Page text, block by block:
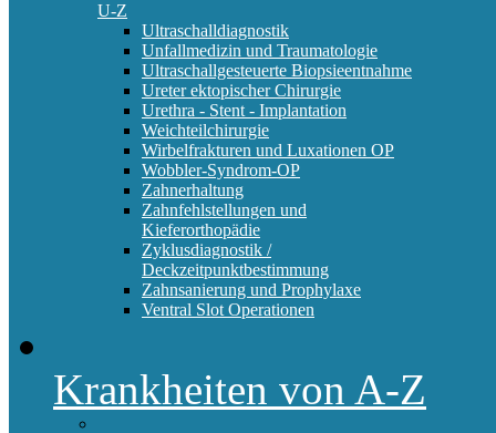
U-Z
Ultraschalldiagnostik
Unfallmedizin und Traumatologie
Ultraschallgesteuerte Biopsieentnahme
Ureter ektopischer Chirurgie
Urethra - Stent - Implantation
Weichteilchirurgie
Wirbelfrakturen und Luxationen OP
Wobbler-Syndrom-OP
Zahnerhaltung
Zahnfehlstellungen und
Kieferorthopädie
Zyklusdiagnostik /
Deckzeitpunktbestimmung
Zahnsanierung und Prophylaxe
Ventral Slot Operationen
Krankheiten von A-Z